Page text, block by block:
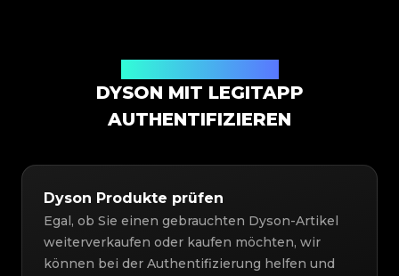
DYSON MIT LEGITAPP
AUTHENTIFIZIEREN
Dyson Produkte prüfen
Egal, ob Sie einen gebrauchten Dyson-Artikel
weiterverkaufen oder kaufen möchten, wir
können bei der Authentifizierung helfen und